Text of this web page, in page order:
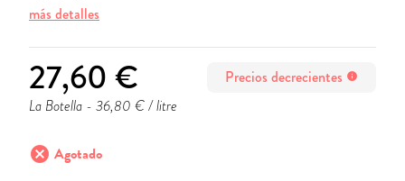
más detalles
27,60 € Precios decrecientes info
La Botella - 36,80 € / litre
cancel Agotado